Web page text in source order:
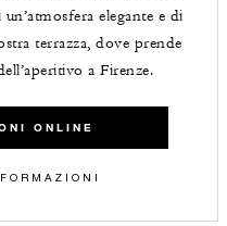
elegante e di
terrazza, dove prende
a Firenze.
ONLINE